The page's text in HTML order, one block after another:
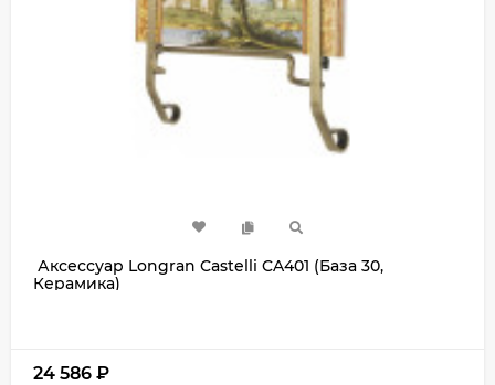
Аксессуар Longran Castelli CA401 (База 30,
Керамика)
24 586 ₽